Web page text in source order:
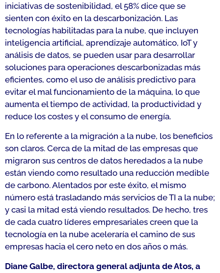
iniciativas de sostenibilidad, el 58% dice que se
sienten con éxito en la descarbonización. Las
tecnologías habilitadas para la nube, que incluyen
inteligencia artificial, aprendizaje automático, IoT y
análisis de datos, se pueden usar para desarrollar
soluciones para operaciones descarbonizadas más
eficientes, como el uso de análisis predictivo para
evitar el mal funcionamiento de la máquina, lo que
aumenta el tiempo de actividad, la productividad y
reduce los costes y el consumo de energía.
En lo referente a la migración a la nube, los beneficios
son claros. Cerca de la mitad de las empresas que
migraron sus centros de datos heredados a la nube
están viendo como resultado una reducción medible
de carbono. Alentados por este éxito, el mismo
número está trasladando más servicios de TI a la nube;
y casi la mitad está viendo resultados. De hecho, tres
de cada cuatro líderes empresariales creen que la
tecnología en la nube aceleraría el camino de sus
empresas hacia el cero neto en dos años o más.
Diane Galbe, directora general adjunta de Atos, a